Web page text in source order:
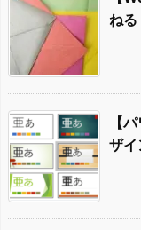
ね
【
ザイ